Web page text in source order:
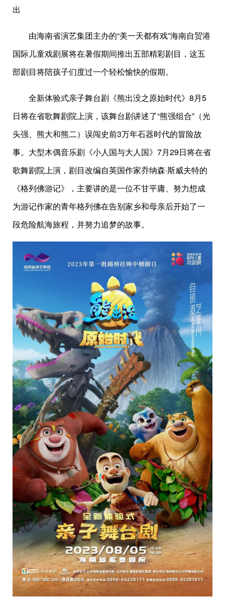
出
由海南省演艺集团主办的“美一天都有戏”海南自贸港
国际儿童戏剧展将在暑假期间推出五部精彩剧目，这五
部剧目将陪孩子们度过一个轻松愉快的假期。
全新体验式亲子舞台剧《熊出没之原始时代》8月5
日将在省歌舞剧院上演，该舞台剧讲述了“熊强组合”（光
头强、熊大和熊二）误闯史前3万年石器时代的冒险故
事。大型木偶音乐剧《小人国与大人国》7月29日将在省
歌舞剧院上演，剧目改编自英国作家乔纳森·斯威夫特的
《格列佛游记》，主要讲的是一位不甘平庸、努力想成
为游记作家的青年格列佛在告别家乡和母亲后开始了一
段危险航海旅程，并努力追梦的故事。